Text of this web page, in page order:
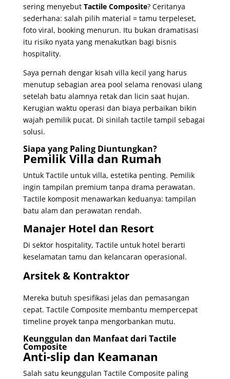
sering menyebut Tactile Composite? Ceritanya
sederhana: salah pilih material = tamu terpeleset,
foto viral, booking menurun. Itu bukan dramatisasi
itu risiko nyata yang menakutkan bagi bisnis
hospitality.
Saya pernah dengar kisah villa kecil yang harus
menutup sebagian area pool selama renovasi ulang
setelah batu alamnya retak dan licin saat hujan.
Kerugian waktu operasi dan biaya perbaikan bikin
wajah pemilik pucat. Di sinilah tactile tampil sebagai
solusi.
Siapa yang Paling Diuntungkan?
Pemilik Villa dan Rumah
Untuk Tactile untuk villa, estetika penting. Pemilik
ingin tampilan premium tanpa drama perawatan.
Tactile komposit menawarkan keduanya: tampilan
batu alam dan perawatan rendah.
Manajer Hotel dan Resort
Di sektor hospitality, Tactile untuk hotel berarti
keselamatan tamu dan kelancaran operasional.
Arsitek & Kontraktor
Mereka butuh spesifikasi jelas dan pemasangan
cepat. Tactile Composite membantu mempercepat
timeline proyek tanpa mengorbankan mutu.
Keunggulan dan Manfaat dari Tactile
Composite
Anti-slip dan Keamanan
Salah satu keunggulan Tactile Composite paling